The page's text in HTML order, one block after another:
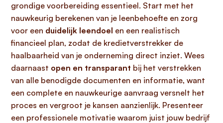
grondige voorbereiding essentieel. Start met het
nauwkeurig berekenen van je leenbehoefte en zorg
voor een duidelijk leendoel en een realistisch
financieel plan, zodat de kredietverstrekker de
haalbaarheid van je onderneming direct inziet. Wees
daarnaast open en transparant bij het verstrekken
van alle benodigde documenten en informatie, want
een complete en nauwkeurige aanvraag versnelt het
proces en vergroot je kansen aanzienlijk. Presenteer
een professionele motivatie waarom juist jouw bedrijf